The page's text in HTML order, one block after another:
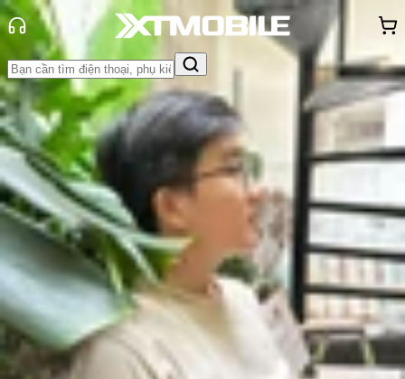
Trang chủ
Tin tức
Tin Mới
Tin MớiĐánh Giá - Trên Tay So SánhTư vấn
mãiThủ thuậtHỏi đápApp - GameThông báoKhách
hàng - Sự kiện
Dimensity 8500 có gì mới? Điện
thoại nào sẽ chạy chip này?
Vũ Hảo
Ngày đăng:
05/02/2026